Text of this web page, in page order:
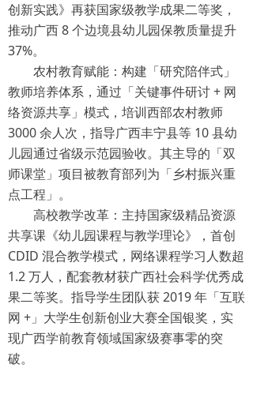
创新实践》再获国家级教学成果二等奖，
推动广西 8 个边境县幼儿园保教质量提升
37%。
农村教育赋能：构建「研究陪伴式」
教师培养体系，通过「关键事件研讨 + 网
络资源共享」模式，培训西部农村教师
3000 余人次，指导广西丰宁县等 10 县幼
儿园通过省级示范园验收。其主导的「双
师课堂」项目被教育部列为「乡村振兴重
点工程」。
高校教学改革：主持国家级精品资源
共享课《幼儿园课程与教学理论》，首创
CDID 混合教学模式，网络课程学习人数超
1.2 万人，配套教材获广西社会科学优秀成
果二等奖。指导学生团队获 2019 年「互联
网 +」大学生创新创业大赛全国银奖，实
现广西学前教育领域国家级赛事零的突
破。